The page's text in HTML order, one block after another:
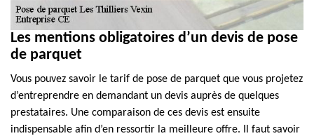
Les mentions obligatoires d’un devis de pose
de parquet
Vous pouvez savoir le tarif de pose de parquet que vous projetez
d’entreprendre en demandant un devis auprès de quelques
prestataires. Une comparaison de ces devis est ensuite
indispensable afin d’en ressortir la meilleure offre. Il faut savoir